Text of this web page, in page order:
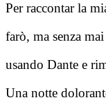
Per raccontar la
farò, ma senza
usando Dante e
Una notte